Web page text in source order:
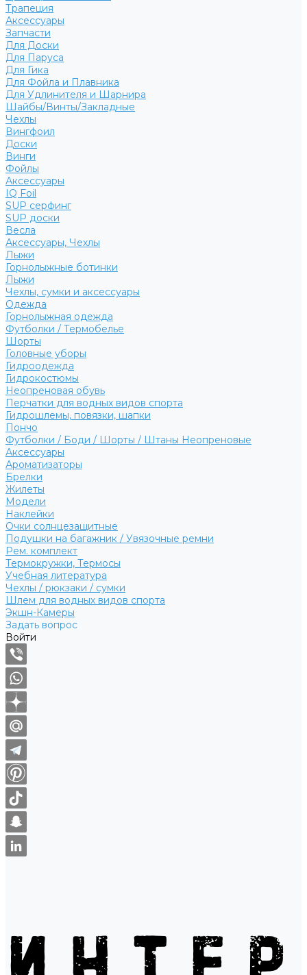
Трапеция
Аксессуары
Запчасти
Для Доски
Для Паруса
Для Гика
Для Фойла и Плавника
Для Удлинителя и Шарнира
Шайбы/Винты/Закладные
Чехлы
Вингфоил
Доски
Винги
Фойлы
Аксессуары
IQ Foil
SUP серфинг
SUP доски
Весла
Аксессуары, Чехлы
Лыжи
Горнолыжные ботинки
Лыжи
Чехлы, сумки и аксессуары
Одежда
Горнолыжная одежда
Футболки / Термобелье
Шорты
Головные уборы
Гидроодежда
Гидрокостюмы
Неопреновая обувь
Перчатки для водных видов спорта
Гидрошлемы, повязки, шапки
Пончо
Футболки / Боди / Шорты / Штаны Неопреновые
Аксессуары
Ароматизаторы
Брелки
Жилеты
Модели
Наклейки
Очки солнцезащитные
Подушки на багажник / Увязочные ремни
Рем. комплект
Термокружки, Термосы
Учебная литература
Чехлы / рюкзаки / сумки
Шлем для водных видов спорта
Экшн-Камеры
Задать вопрос
Войти